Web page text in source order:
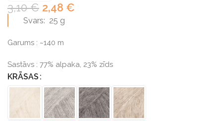
3,10€ 2,48 €
Svars: 25 g
Garums : ~140 m
Sastāvs : 77% alpaka, 23% zīds
KRĀSAS